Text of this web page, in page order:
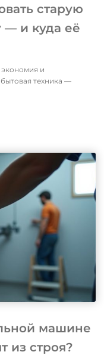
старую
и куда её
экономия и
техника —
машине
из строя?